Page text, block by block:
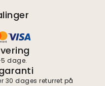
dage.
30 dages returret på